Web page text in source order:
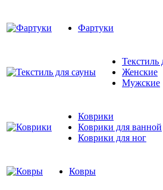
Фартуки
Текстиль
Женские
Мужские
Коврики
Коврики для ванной
Коврики для ног
Ковры